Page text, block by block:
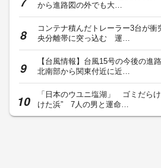
から進路図の外でも大…
コンテナ積んだトレーラー3台が
央分離帯に突っ込む 運…
【台風情報】台風15号の今後の
北南部から関東付近に近…
「日本のウユニ塩湖」 ゴミだら
けた浜” 7人の男と運命…